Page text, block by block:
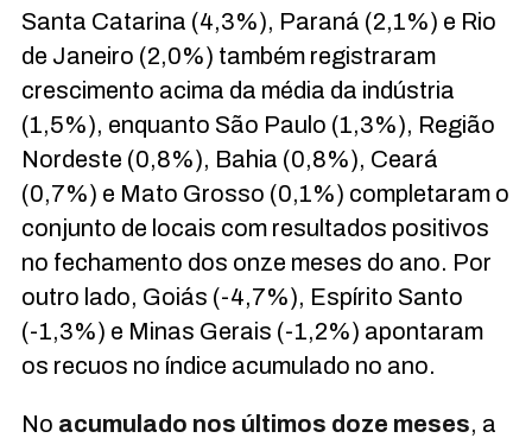
Santa Catarina (4,3%), Paraná (2,1%) e Rio
de Janeiro (2,0%) também registraram
crescimento acima da média da indústria
(1,5%), enquanto São Paulo (1,3%), Região
Nordeste (0,8%), Bahia (0,8%), Ceará
(0,7%) e Mato Grosso (0,1%) completaram o
conjunto de locais com resultados positivos
no fechamento dos onze meses do ano. Por
outro lado, Goiás (-4,7%), Espírito Santo
(-1,3%) e Minas Gerais (-1,2%) apontaram
os recuos no índice acumulado no ano.
No acumulado nos últimos doze meses, a